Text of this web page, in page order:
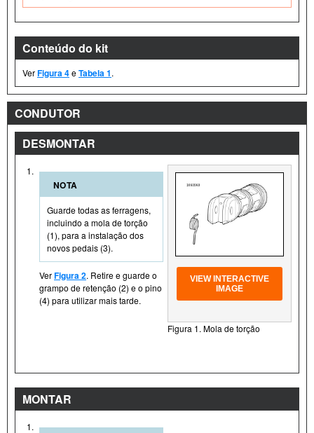
Conteúdo do kit
VerFigura 4eTabela 1.
CONDUTOR
DESMONTAR
1.
NOTA
Guarde todas as ferragens,
incluindo a mola de torção
(1), para a instalação dos
novos pedais (3).
VerFigura 2. Retire e guarde o
grampo de retenção (2) e o pino
(4) para utilizar mais tarde.
VIEW INTERACTIVE
IMAGE
Figura 1. Mola de torção
MONTAR
1.